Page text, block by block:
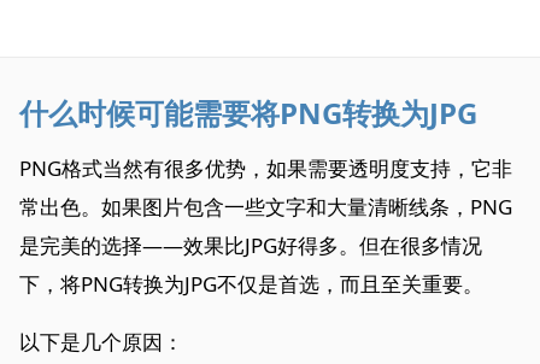
什么时候可能需要将PNG转换为JPG
PNG格式当然有很多优势，如果需要透明度支持，它非
常出色。如果图片包含一些文字和大量清晰线条，PNG
是完美的选择——效果比JPG好得多。但在很多情况
下，将PNG转换为JPG不仅是首选，而且至关重要。
以下是几个原因：